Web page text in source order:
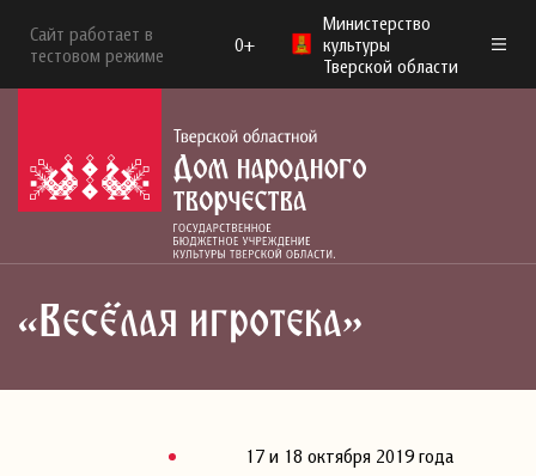
Сайт работает в
тестовом режиме
0+
Министерство
культуры
Тверской области
«Весёлая игротека»
17 и 18 октября 2019 года